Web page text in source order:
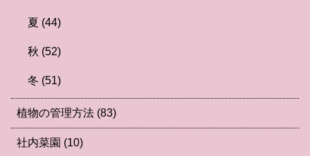
夏 (44)
秋 (52)
冬 (51)
植物の管理方法 (83)
社内菜園 (10)